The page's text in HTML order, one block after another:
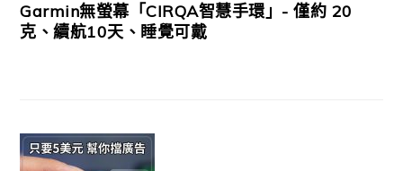
Garmin無螢幕「CIRQA智慧手環」- 僅約 20
克、續航10天、睡覺可戴